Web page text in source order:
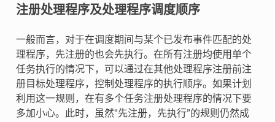
注册处理程序及处理程序调度顺序
一般而言，对于在调度期间与某个已发布事件匹配的处
理程序，先注册的也会先执行。在所有注册均使用单个
任务执行的情况下，可以通过在其他处理程序注册前注
册目标处理程序，控制处理程序的执行顺序。如果计划
利用这一规则，在有多个任务注册处理程序的情况下要
多加小心。此时，虽然“先注册，先执行”的规则仍然成